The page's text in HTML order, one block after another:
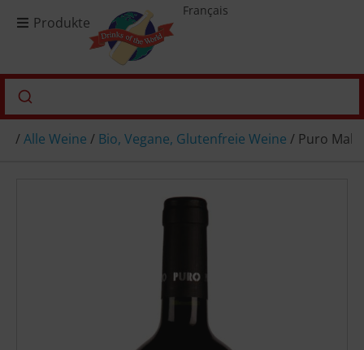
Produkte
Français
/Alle Weine / Bio, Vegane, Glutenfreie Weine / Puro